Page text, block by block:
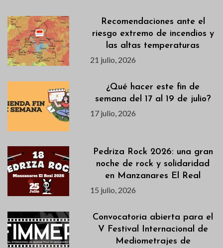
Recomendaciones ante el
riesgo extremo de incendios y
las altas temperaturas
21 julio, 2026
¿Qué hacer este fin de
semana del 17 al 19 de julio?
17 julio, 2026
Pedriza Rock 2026: una gran
noche de rock y solidaridad
en Manzanares El Real
15 julio, 2026
Convocatoria abierta para el
V Festival Internacional de
Mediometrajes de